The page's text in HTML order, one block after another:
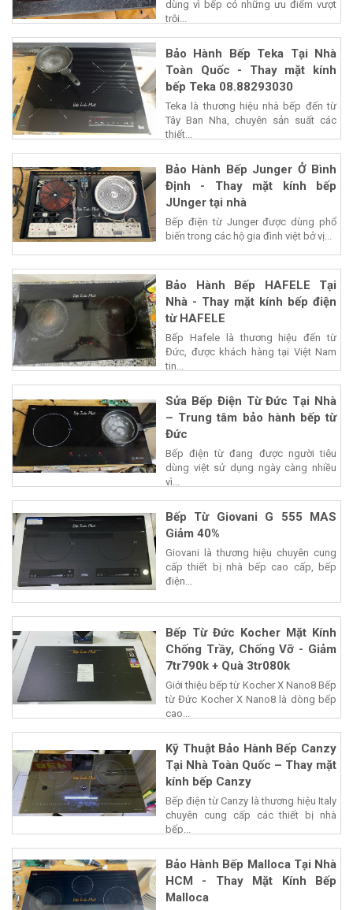
dùng vì bếp có những ưu điểm vượt
trội...
Bảo Hành Bếp Teka Tại Nhà
Toàn Quốc - Thay mặt kính
bếp Teka 08.88293030
Teka là thương hiệu nhà bếp đến từ
Tây Ban Nha, chuyên sản suất các
thiết...
Bảo Hành Bếp Junger Ở Bình
Định - Thay mặt kính bếp
JUnger tại nhà
Bếp điện từ Junger được dùng phổ
biến trong các hộ gia đình việt bở vị...
Bảo Hành Bếp HAFELE Tại
Nhà - Thay mặt kính bếp điện
từ HAFELE
Bếp Hafele là thương hiệu đến từ
Đức, được khách hàng tại Việt Nam
tin...
Sửa Bếp Điện Từ Đức Tại Nhà
– Trung tâm bảo hành bếp từ
Đức
Bếp điện từ đang được người tiêu
dùng việt sử dụng ngày càng nhiều
vì...
Bếp Từ Giovani G 555 MAS
Giảm 40%
Giovani là thương hiệu chuyên cung
cấp thiết bị nhà bếp cao cấp, bếp
điện...
Bếp Từ Đức Kocher Mặt Kính
Chống Trầy, Chống Vỡ - Giảm
7tr790k + Quà 3tr080k
Giới thiệu bếp từ Kocher X Nano8 Bếp
từ Đức Kocher X Nano8 là dòng bếp
cao...
Kỹ Thuật Bảo Hành Bếp Canzy
Tại Nhà Toàn Quốc – Thay mặt
kính bếp Canzy
Bếp điện từ Canzy là thương hiệu Italy
chuyên cung cấp các thiết bị nhà
bếp...
Bảo Hành Bếp Malloca Tại Nhà
HCM - Thay Mặt Kính Bếp
Malloca